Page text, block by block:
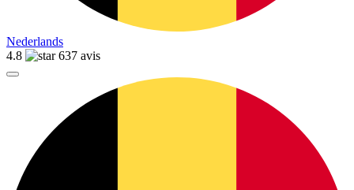
Nederlands
4.8
637 avis